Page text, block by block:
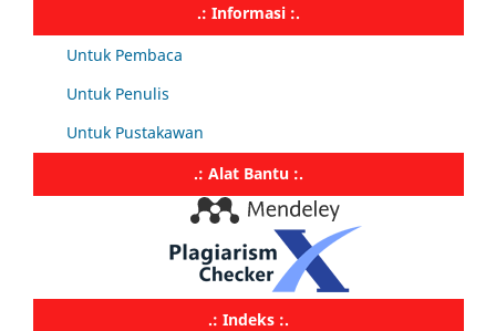
.: Informasi :.
Untuk Pembaca
Untuk Penulis
Untuk Pustakawan
.: Alat Bantu :.
.: Indeks :.